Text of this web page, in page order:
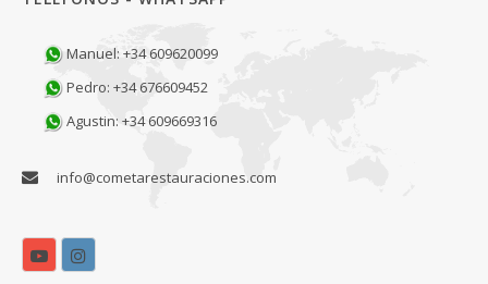
Manuel: +34 609620099
Pedro: +34 676609452
Agustin: +34 609669316
info@cometarestauraciones.com